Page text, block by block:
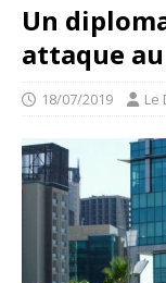
Un
attaque
18/07/2019 Le